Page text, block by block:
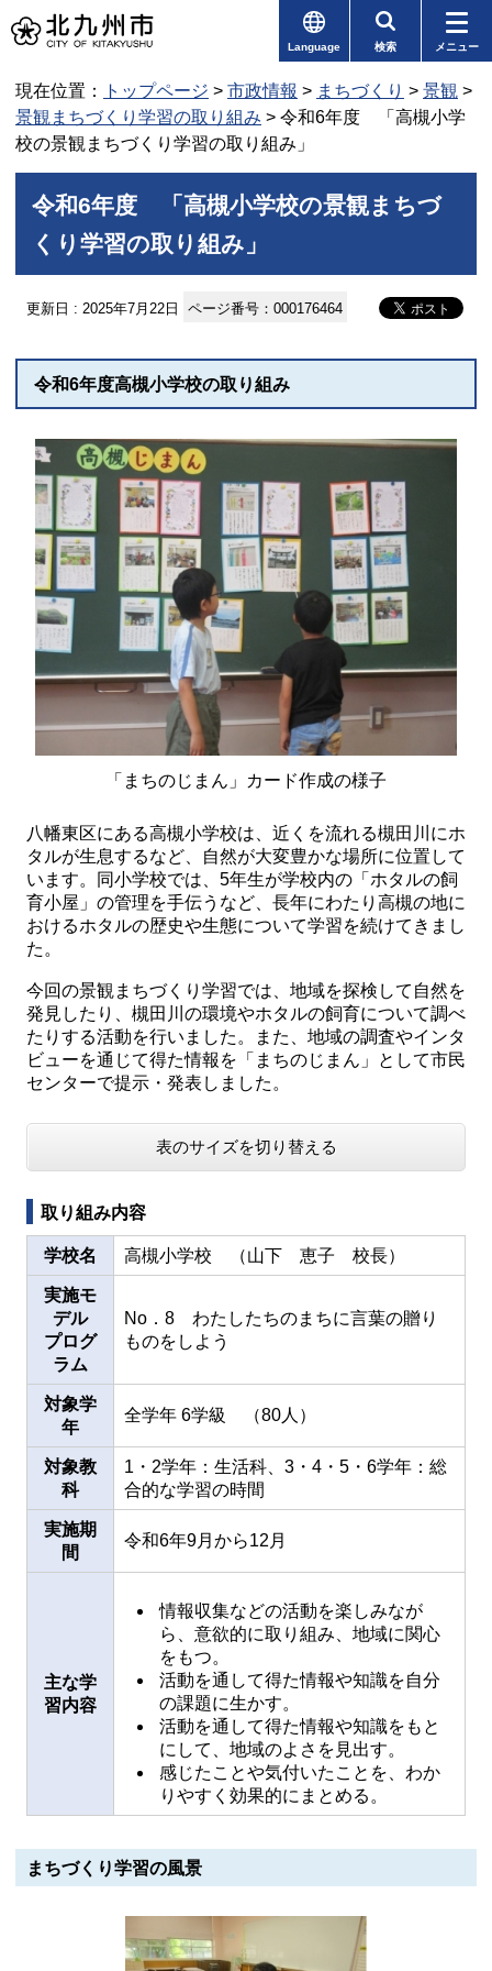
Language 検索 メニュー
現在位置： トップページ > 市政情報 > まちづくり > 景観 >
景観まちづくり学習の取り組み > 令和6年度 「高槻小学
校の景観まちづくり学習の取り組み」
令和6年度 「高槻小学校の景観まちづ
くり学習の取り組み」
更新日 : 2025年7月22日 ページ番号：000176464
令和6年度高槻小学校の取り組み
「まちのじまん」カード作成の様子
八幡東区にある高槻小学校は、近くを流れる槻田川にホ
タルが生息するなど、自然が大変豊かな場所に位置して
います。同小学校では、5年生が学校内の「ホタルの飼
育小屋」の管理を手伝うなど、長年にわたり高槻の地に
おけるホタルの歴史や生態について学習を続けてきまし
た。
今回の景観まちづくり学習では、地域を探検して自然を
発見したり、槻田川の環境やホタルの飼育について調べ
たりする活動を行いました。また、地域の調査やインタ
ビューを通じて得た情報を「まちのじまん」として市民
センターで提示・発表しました。
表のサイズを切り替える
取り組み内容
学校名 高槻小学校 （山下 恵子 校長）
実施モ
デル
プログ
ラム
No．8 わたしたちのまちに言葉の贈り
ものをしよう
対象学
年
全学年 6学級 （80人）
対象教
科
1・2学年：生活科、3・4・5・6学年：総
合的な学習の時間
実施期
間
令和6年9月から12月
主な学
習内容
情報収集などの活動を楽しみなが
ら、意欲的に取り組み、地域に関心
をもつ。
活動を通して得た情報や知識を自分
の課題に生かす。
活動を通して得た情報や知識をもと
にして、地域のよさを見出す。
感じたことや気付いたことを、わか
りやすく効果的にまとめる。
まちづくり学習の風景